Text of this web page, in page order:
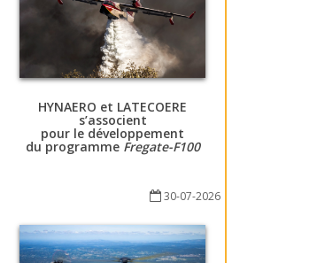
HYNAERO et LATECOERE
s’associent
pour le développement
du programme Fregate-F100
30-07-2026